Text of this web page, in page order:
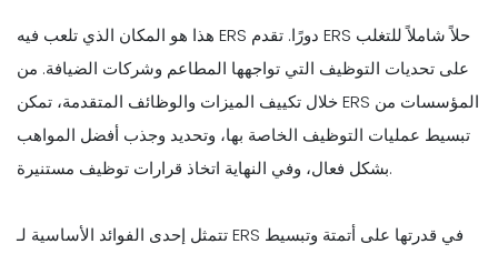
هذا هو المكان الذي تلعب فيه ERS دورًا. تقدم ERS حلاً شاملاً للتغلب
على تحديات التوظيف التي تواجهها المطاعم وشركات الضيافة. من
خلال تكييف الميزات والوظائف المتقدمة، تمكن ERS المؤسسات من
تبسيط عمليات التوظيف الخاصة بها، وتحديد وجذب أفضل المواهب
بشكل فعال، وفي النهاية اتخاذ قرارات توظيف مستنيرة.
تتمثل إحدى الفوائد الأساسية لـ ERS في قدرتها على أتمتة وتبسيط